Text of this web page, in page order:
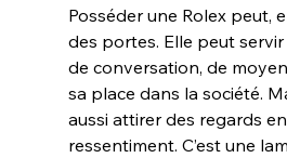
Posséder une Rolex peut,
des portes. Elle peut
de conversation, de
sa place dans la société.
aussi attirer des regards
ressentiment. C’est une